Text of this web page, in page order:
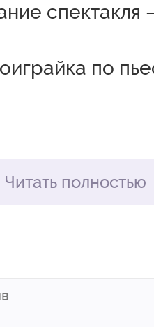
спектакля
по
зрителей в
сказки,
Читать полностью